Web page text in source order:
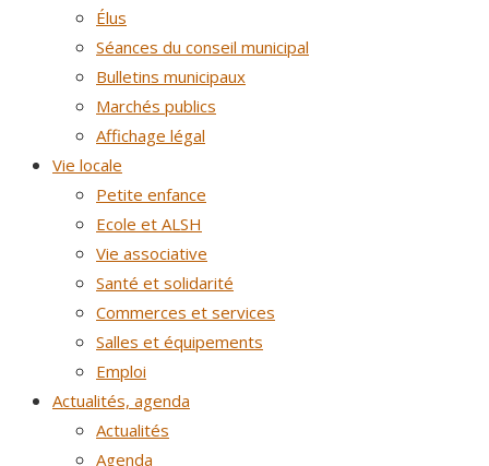
Élus
Séances du conseil municipal
Bulletins municipaux
Marchés publics
Affichage légal
Vie locale
Petite enfance
Ecole et ALSH
Vie associative
Santé et solidarité
Commerces et services
Salles et équipements
Emploi
Actualités, agenda
Actualités
Agenda